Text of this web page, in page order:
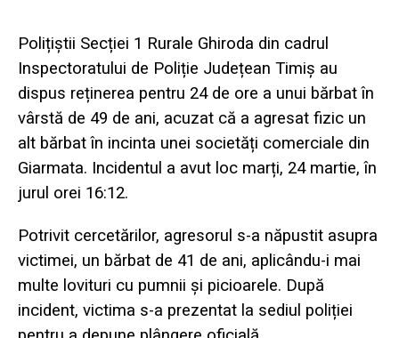
Polițiștii Secției 1 Rurale Ghiroda din cadrul
Inspectoratului de Poliție Județean Timiș au
dispus reținerea pentru 24 de ore a unui bărbat în
vârstă de 49 de ani, acuzat că a agresat fizic un
alt bărbat în incinta unei societăți comerciale din
Giarmata. Incidentul a avut loc marți, 24 martie, în
jurul orei 16:12.
Potrivit cercetărilor, agresorul s-a năpustit asupra
victimei, un bărbat de 41 de ani, aplicându-i mai
multe lovituri cu pumnii și picioarele. După
incident, victima s-a prezentat la sediul poliției